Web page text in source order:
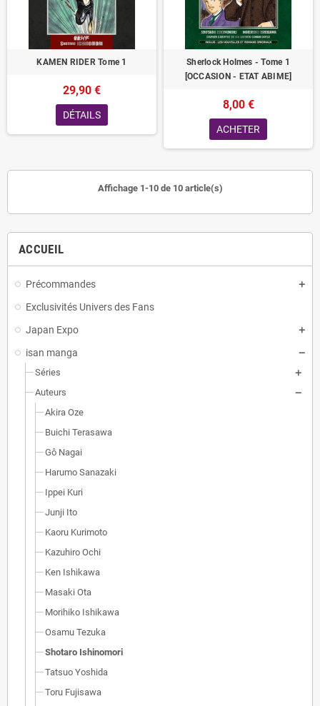
ACCUEIL
Précommandes
Exclusivités Univers des Fans
Japan Expo
isan manga
Séries
Auteurs
Akira Oze
Buichi Terasawa
Gô Nagai
Harumo Sanazaki
Ippei Kuri
Junji Ito
Kaoru Kurimoto
Kazuhiro Ochi
Ken Ishikawa
Masaki Ota
Morihiko Ishikawa
Osamu Tezuka
Shotaro Ishinomori
Tatsuo Yoshida
Toru Fujisawa
KAMEN RIDER Tome 1
29,90 €
DÉTAILS
Sherlock Holmes - Tome 1
[OCCASION - ETAT ABIME]
8,00 €
ACHETER
Affichage 1-10 de 10 article(s)